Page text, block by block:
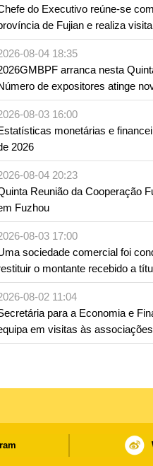
do Executivo reúne-se
de Fujian e realiza
Fuzhou
08-04 18:35
arranca nesta
de expositores atinge
anos
08-03 16:00
monetárias e
2026
08-04 20:23
Reunião da Cooperação
Fuzhou
08-03 17:00
sociedade comercial foi
o montante recebido a
para combater a
não ter sido provado que
para a sua atribuição
08-02 11:04
para a Economia e
em visitas às
consensos e